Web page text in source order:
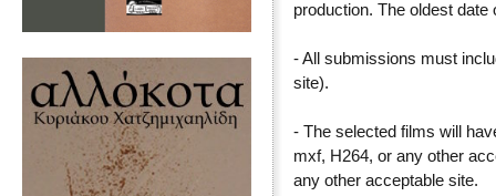
production. The oldest
- All submissions must
site).
- The selected films will
mxf, H264, or any other
any other acceptable site.